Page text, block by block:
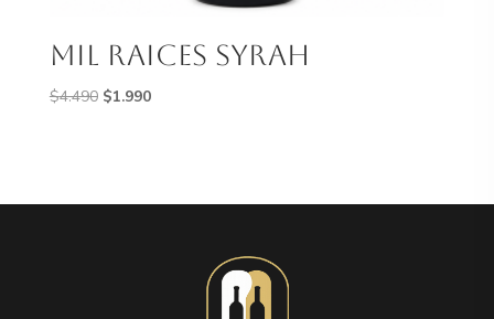
mil raices syrah
$4.490 El
$1.990El